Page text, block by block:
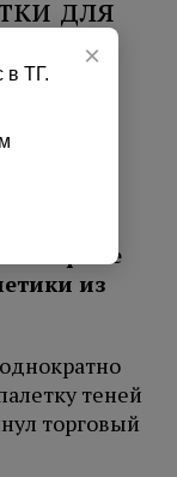
для
38
в краже
из
теней
торговый
×
в ТГ.